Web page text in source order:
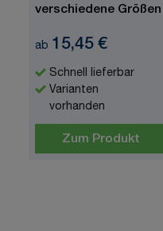
verschiedene Größen
ab 15,45 €
Schnell lieferbar
Varianten
vorhanden
Zum Produkt